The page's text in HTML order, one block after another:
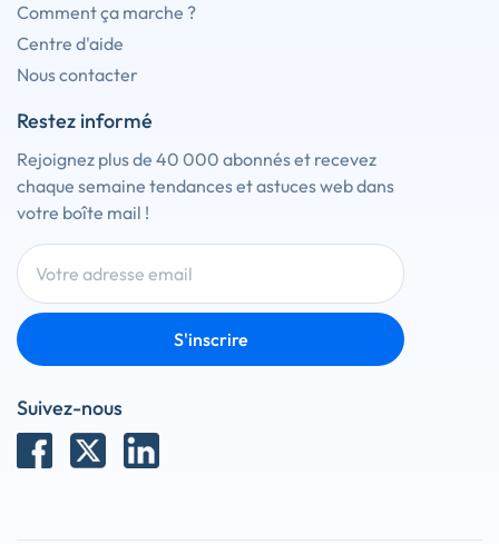
Comment ça marche ?
Centre d'aide
Nous contacter
Restez informé
Rejoignez plus de 40 000 abonnés et recevez
chaque semaine tendances et astuces web dans
votre boîte mail !
S'inscrire
Suivez-nous